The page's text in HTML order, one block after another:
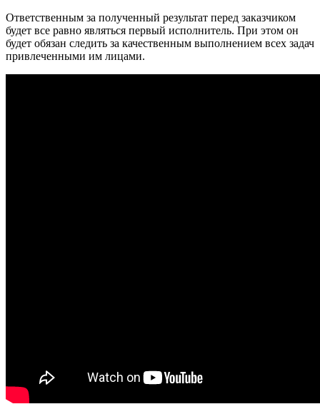
Ответственным за полученный результат перед заказчиком
будет все равно являться первый исполнитель. При этом он
будет обязан следить за качественным выполнением всех задач
привлеченными им лицами.